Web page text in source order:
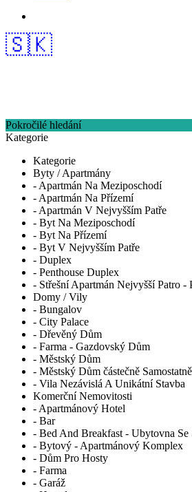
🇸🇰
Pokročilé hledání
Kategorie
Kategorie
Byty / Apartmány
- Apartmán Na Meziposchodí
- Apartmán Na Přízemí
- Apartmán V Nejvyšším Patře
- Byt Na Meziposchodí
- Byt Na Přízemí
- Byt V Nejvyšším Patře
- Duplex
- Penthouse Duplex
- Střešní Apartmán Nejvyšší Patro
Domy / Vily
- Bungalov
- City Palace
- Dřevěný Dům
- Farma - Gazdovský Dům
- Městský Dům
- Městský Dům částečně
- Vila Nezávislá A Unikátní Stavba
Komerční Nemovitosti
- Apartmánový Hotel
- Bar
- Bed And Breakfast - Ubytovna Se
- Bytový - Apartmánový Komplex
- Dům Pro Hosty
- Farma
- Garáž